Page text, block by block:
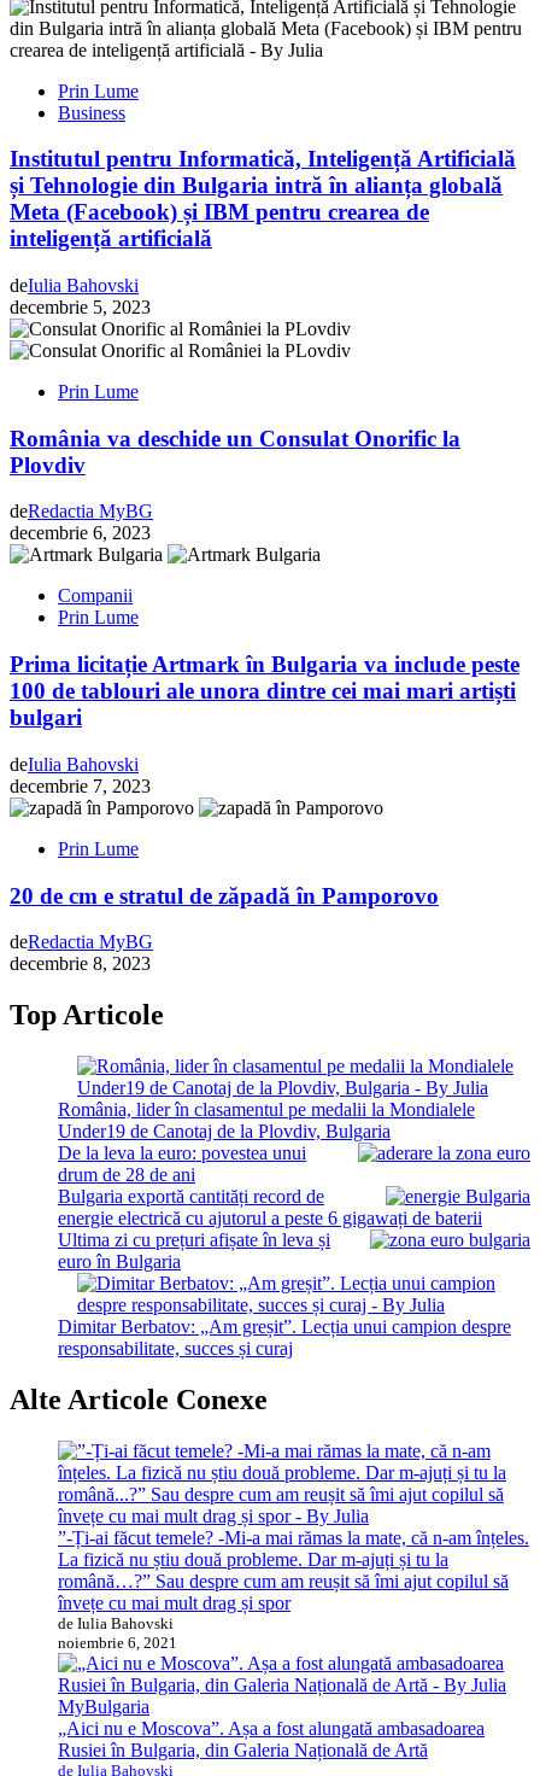
Prin Lume
Business
Institutul pentru Informatică, Inteligență Artificială
și Tehnologie din Bulgaria intră în alianța globală
Meta (Facebook) și IBM pentru crearea de
inteligență artificială
deIulia Bahovski
decembrie 5, 2023
Prin Lume
România va deschide un Consulat Onorific la
Plovdiv
deRedactia MyBG
decembrie 6, 2023
Companii
Prin Lume
Prima licitație Artmark în Bulgaria va include peste
100 de tablouri ale unora dintre cei mai mari artiști
bulgari
deIulia Bahovski
decembrie 7, 2023
Prin Lume
20 de cm e stratul de zăpadă în Pamporovo
deRedactia MyBG
decembrie 8, 2023
Top Articole
România, lider în clasamentul pe medalii la Mondialele
Under19 de Canotaj de la Plovdiv, Bulgaria
De la leva la euro: povestea unui
drum de 28 de ani
Bulgaria exportă cantități record de
energie electrică cu ajutorul a peste 6 gigawați de baterii
Ultima zi cu prețuri afișate în leva și
euro în Bulgaria
Dimitar Berbatov: „Am greșit”. Lecția unui campion despre
responsabilitate, succes și curaj
Alte Articole Conexe
”-Ți-ai făcut temele? -Mi-a mai rămas la mate, că n-am înțeles.
La fizică nu știu două probleme. Dar m-ajuți și tu la
română…?” Sau despre cum am reușit să îmi ajut copilul să
învețe cu mai mult drag și spor
de Iulia Bahovski
noiembrie 6, 2021
MyBulgaria
„Aici nu e Moscova”. Așa a fost alungată ambasadoarea
Rusiei în Bulgaria, din Galeria Națională de Artă
de Iulia Bahovski